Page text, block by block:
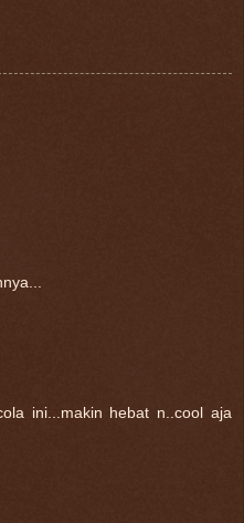
ini...makin hebat n..cool aja